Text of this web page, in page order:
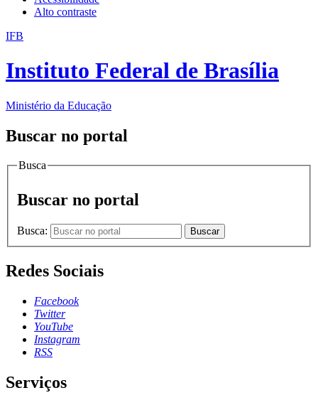
Alto contraste
IFB
Instituto Federal de Brasília
Ministério da Educação
Buscar no portal
Busca
Buscar no portal
Busca: Buscar
Redes Sociais
Facebook
Twitter
YouTube
Instagram
RSS
Serviços